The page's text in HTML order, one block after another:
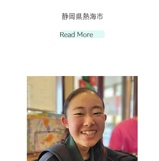
静岡県熱海市
Read More